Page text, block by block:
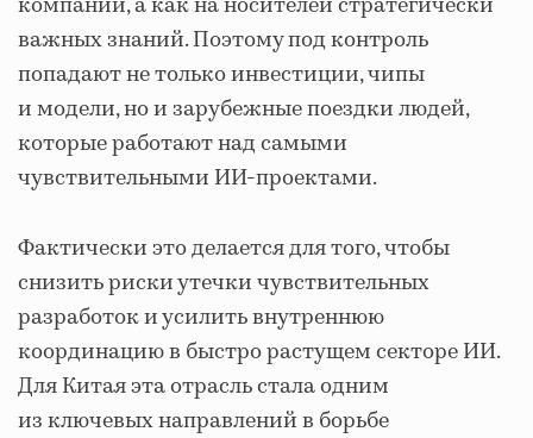
важных знаний. Поэтому под контроль
попадают не только инвестиции, чипы
и модели, но и зарубежные поездки людей,
которые работают над самыми
чувствительными ИИ-проектами.
Фактически это делается для того, чтобы
снизить риски утечки чувствительных
разработок и усилить внутреннюю
координацию в быстро растущем секторе ИИ.
Для Китая эта отрасль стала одним
из ключевых направлений в борьбе